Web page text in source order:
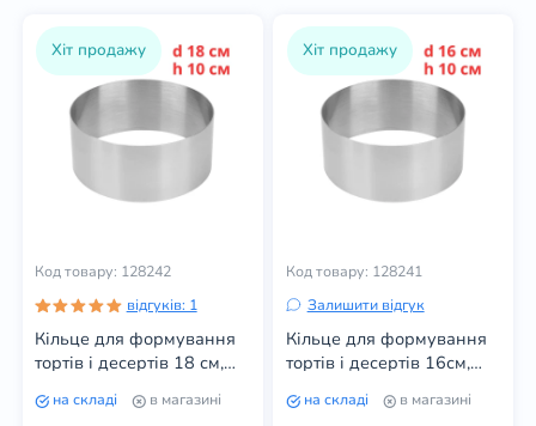
Хіт продажу
Код товару: 128242
відгуків: 1
Кільце для формування
тортів і десертів 18 см,
на складі в магазині
Хіт продажу
Код товару: 128241
Залишити відгук
Кільце для формування
тортів і десертів 16см,
на складі в магазині